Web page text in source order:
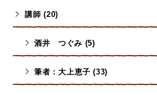
講師 (20)
酒井 つぐみ (5)
筆者 : 大上恵子 (33)